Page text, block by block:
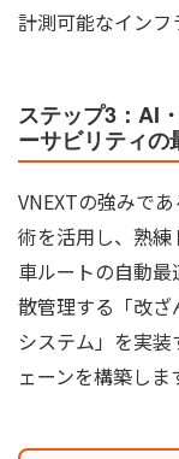
計測可能なインフ
ステップ3：AI
ーサビリティの
VNEXTの強みで
術を活用し、熟
車ルートの自動
散管理する「改ざ
システム」を実
ェーンを構築しま